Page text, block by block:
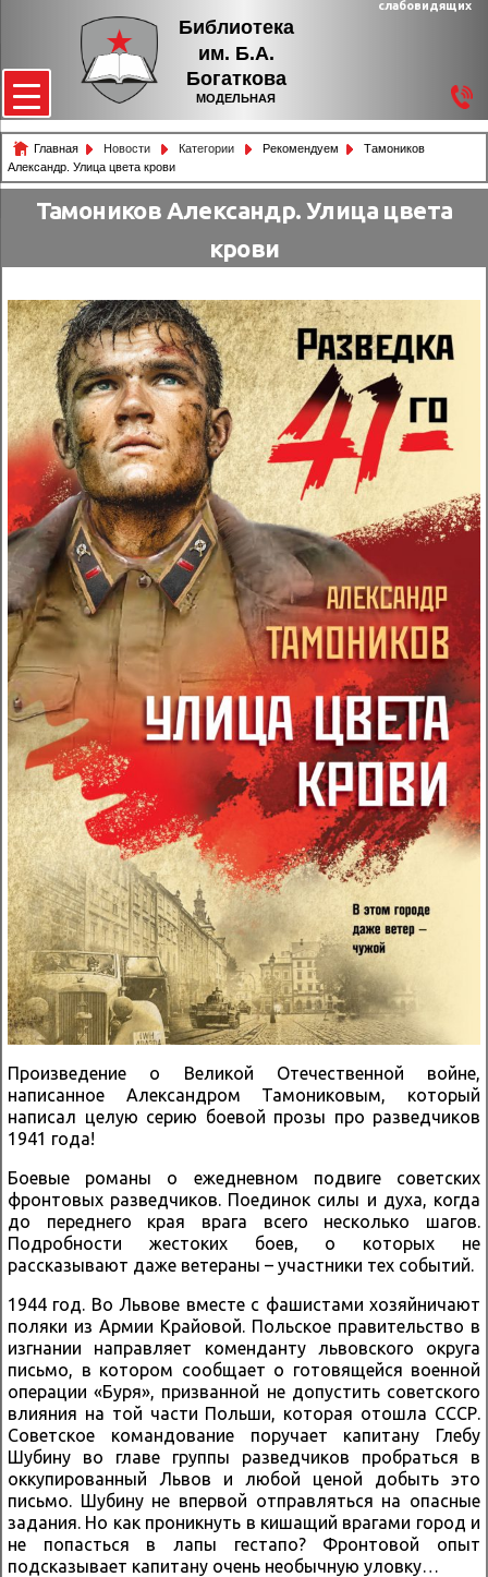
Библиотека
им. Б.А.
Богаткова
МОДЕЛЬНАЯ
слабовидящих
Главная Новости Категории Рекомендуем
Тамоников
Александр. Улица цвета крови
Тамоников Александр. Улица цвета
крови
Произведение о Великой Отечественной войне,
написанное Александром Тамониковым, который
написал целую серию боевой прозы про разведчиков
1941 года!
Боевые романы о ежедневном подвиге советских
фронтовых разведчиков. Поединок силы и духа, когда
до переднего края врага всего несколько шагов.
Подробности жестоких боев, о которых не
рассказывают даже ветераны – участники тех событий.
1944 год. Во Львове вместе с фашистами хозяйничают
поляки из Армии Крайовой. Польское правительство в
изгнании направляет коменданту львовского округа
письмо, в котором сообщает о готовящейся военной
операции «Буря», призванной не допустить советского
влияния на той части Польши, которая отошла СССР.
Советское командование поручает капитану Глебу
Шубину во главе группы разведчиков пробраться в
оккупированный Львов и любой ценой добыть это
письмо. Шубину не впервой отправляться на опасные
задания. Но как проникнуть в кишащий врагами город и
не попасться в лапы гестапо? Фронтовой опыт
подсказывает капитану очень необычную уловку…